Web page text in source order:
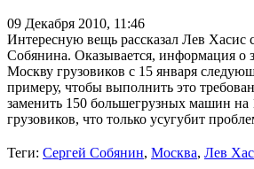
09 Декабря 2010, 11:46
Интересную вещь рассказал Лев Хасис
Собянина. Оказывается, информация о
Москву грузовиков с 15 января
примеру, чтобы выполнить это
заменить 150 большегрузных машин на
грузовиков, что только усугубит
Теги: Сергей Собянин, Москва, Лев